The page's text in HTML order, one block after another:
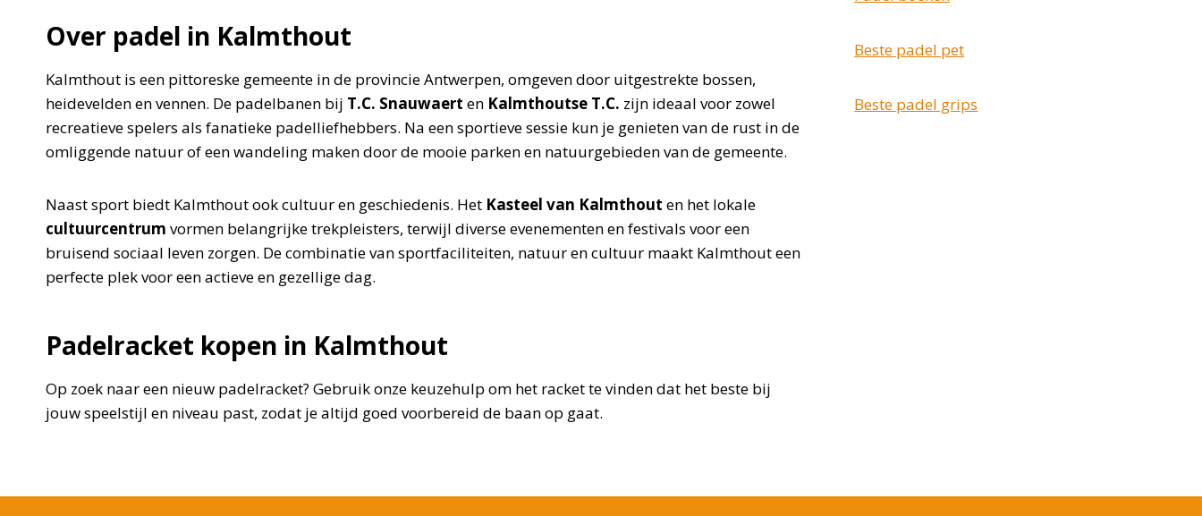
Over padel in Kalmthout
Kalmthout is een pittoreske gemeente in de provincie Antwerpen, omgeven door uitgestrekte bossen,
heidevelden en vennen. De padelbanen bij T.C. Snauwaert en Kalmthoutse T.C. zijn ideaal voor zowel
recreatieve spelers als fanatieke padelliefhebbers. Na een sportieve sessie kun je genieten van de rust in de
omliggende natuur of een wandeling maken door de mooie parken en natuurgebieden van de gemeente.
Naast sport biedt Kalmthout ook cultuur en geschiedenis. Het Kasteel van Kalmthout en het lokale
cultuurcentrum vormen belangrijke trekpleisters, terwijl diverse evenementen en festivals voor een
bruisend sociaal leven zorgen. De combinatie van sportfaciliteiten, natuur en cultuur maakt Kalmthout een
perfecte plek voor een actieve en gezellige dag.
Padelracket kopen in Kalmthout
Op zoek naar een nieuw padelracket? Gebruik onze keuzehulp om het racket te vinden dat het beste bij
jouw speelstijl en niveau past, zodat je altijd goed voorbereid de baan op gaat.
Beste padel pet
Beste padel grips